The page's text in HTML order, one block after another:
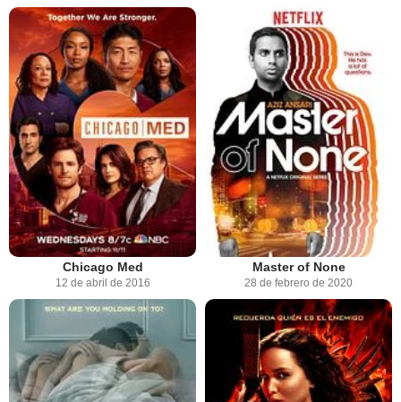
Chicago Med
12 de abril de 2016
Master of None
28 de febrero de 2020